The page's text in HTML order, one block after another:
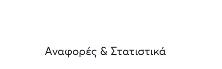
Αναφορές & Στατιστικά